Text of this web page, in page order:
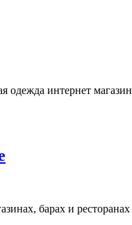
одежда интернет
барах и